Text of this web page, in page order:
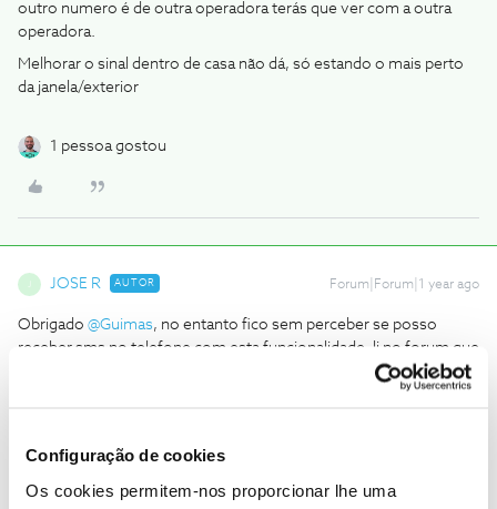
Configuração de cookies
Os cookies permitem-nos proporcionar lhe uma
outro numero é de outra operadora terás que ver com a outra
operadora.
Melhorar o sinal dentro de casa não dá, só estando o mais perto
da janela/exterior
1 pessoa gostou
JOSE R AUTOR Forum|Forum|1 year ago
Obrigado ​ @Guimas, no entanto fico sem perceber se posso
receber sms no telefone com esta funcionalidade, li no forum que
sim e não. O que me acontece é que não recebo sms quando
estou na casa na área que não tem rede praticamente nenhuma.
utilizar também a funcionalidade do wifi calling.